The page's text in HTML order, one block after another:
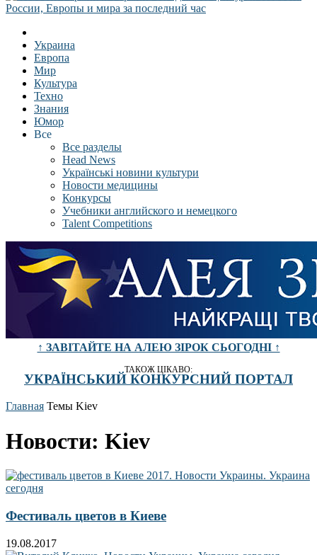
Украина
Европа
Мир
Культура
Техно
Знания
Юмор
Все
Все разделы
Head News
Українські новини культури
Новости медицины
Конкурсы
Учебники английского и немецкого
Talent Competitions
↑ ЗАВІТАЙТЕ НА АЛЕЮ ЗІРОК СЬОГОДНІ ↑
ТАКОЖ ЦІКАВО:
УКРАЇНСЬКИЙ КОНКУРСНИЙ ПОРТАЛ
Главная Темы Kiev
Новости: Kiev
Фестиваль цветов в Киеве
19.08.2017